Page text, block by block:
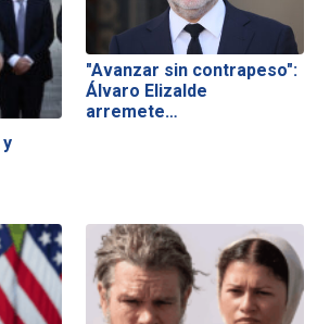
"Avanzar sin contrapeso":
Álvaro Elizalde
arremete…